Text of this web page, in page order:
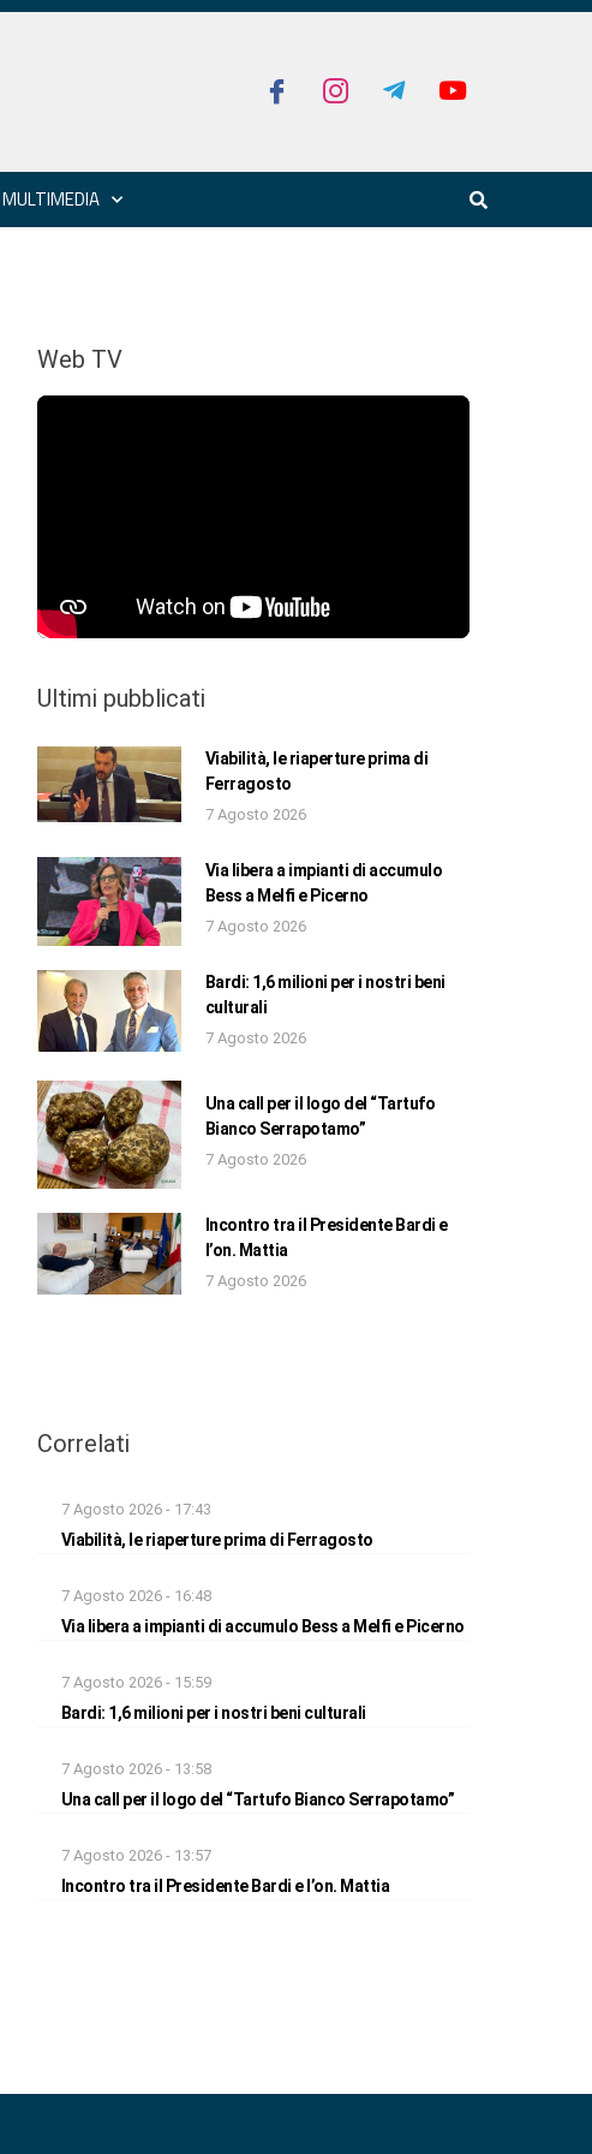
MULTIMEDIA
Web TV
Ultimi pubblicati
Viabilità, le riaperture prima di
Ferragosto
7 Agosto 2026
Via libera a impianti di accumulo
Bess a Melfi e Picerno
7 Agosto 2026
Bardi: 1,6 milioni per i nostri beni
culturali
7 Agosto 2026
Una call per il logo del “Tartufo
Bianco Serrapotamo”
7 Agosto 2026
Incontro tra il Presidente Bardi e
l’on. Mattia
7 Agosto 2026
Correlati
7 Agosto 2026 - 17:43
Viabilità, le riaperture prima di Ferragosto
7 Agosto 2026 - 16:48
Via libera a impianti di accumulo Bess a Melfi e Picerno
7 Agosto 2026 - 15:59
Bardi: 1,6 milioni per i nostri beni culturali
7 Agosto 2026 - 13:58
Una call per il logo del “Tartufo Bianco Serrapotamo”
7 Agosto 2026 - 13:57
Incontro tra il Presidente Bardi e l’on. Mattia